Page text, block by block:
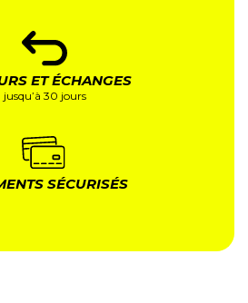
ET ÉCHANGES
jusqu’à 30 jours
SÉCURISÉS